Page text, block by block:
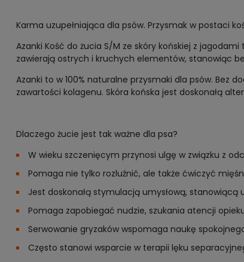
Karma uzupełniająca dla psów. Przysmak w postaci
Azanki Kość do żucia S/M ze skóry końskiej z
zawierają ostrych i kruchych elementów, stanowiąc
Azanki to w 100% naturalne przysmaki dla psów. Bez
zawartości kolagenu. Skóra końska jest doskonałą
Dlaczego żucie jest tak ważne dla psa?
W wieku szczenięcym przynosi ulgę w związku z
Pomaga nie tylko rozluźnić, ale także ćwiczyć
Jest doskonałą stymulacją umysłową,
Pomaga zapobiegać nudzie, szukania atencji
Serwowanie gryzaków wspomaga naukę
Często stanowi wsparcie w terapii lęku